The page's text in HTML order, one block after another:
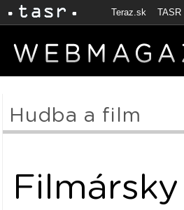
Teraz.sk TASR
Hudba a film